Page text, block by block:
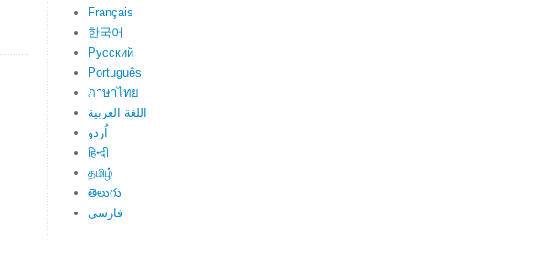
Français
한국어
Русский
Português
ภาษาไทย
اللغة العربية
اُردو
हिन्दी
தமிழ்
తెలుగు
فارسی